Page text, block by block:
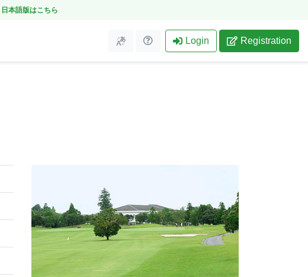
日本語版はこちら
Login Registration